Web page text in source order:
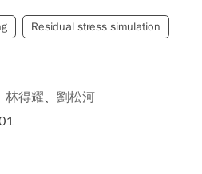
Residual stress simulation
林得耀、 劉松河